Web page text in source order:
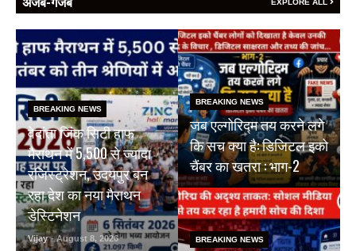
EXPLORE ALL
BREAKING NEWS
वेदांता जिंक सिटी हाफ
मैराथन में 5,500 से ज्यादा
रजिस्ट्रेशन, उदयपुर बन
रहा देश का नया मैराथन
डेस्टिनेशन
Vijay - August 8, 2026
BREAKING NEWS
जब एल्गोरिद्म तय करने लगे
कि सच क्या है: डिजिटल इको
चैंबर का खतरा : भाग-2
BREAKING NEWS